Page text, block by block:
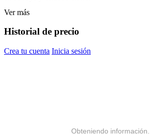
Ver más
Historial de precio
Crea tu cuenta Inicia sesión
Obteniendo información...